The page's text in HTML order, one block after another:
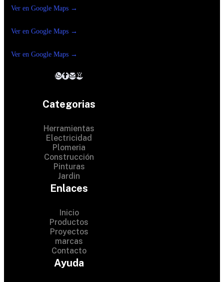
Ver en Google Maps →
Ver en Google Maps →
Ver en Google Maps →
Categorias
Herramientas
Electricidad
Plomeria
Construcción
Pinturas
Jardin
Enlaces
Inicio
Productos
Proyectos
marcas
Contacto
Ayuda